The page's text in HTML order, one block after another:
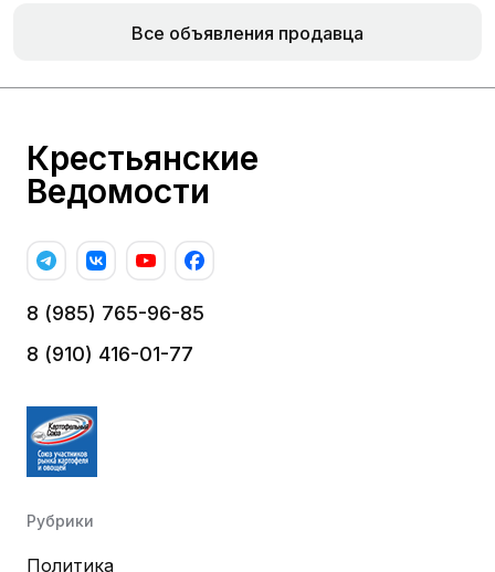
Все объявления продавца
Крестьянские
Ведомости
8 (985) 765-96-85
8 (910) 416-01-77
Рубрики
Политика